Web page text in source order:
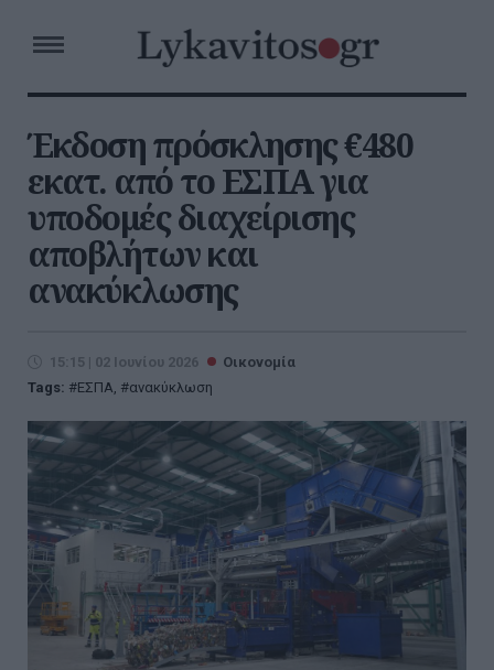
Έκδοση πρόσκλησης €480
εκατ. από το ΕΣΠΑ για
υποδομές διαχείρισης
αποβλήτων και
ανακύκλωσης
15:15 | 02 Ιουνίου 2026
Οικονομία
Tags:
ΕΣΠΑ, ανακύκλωση